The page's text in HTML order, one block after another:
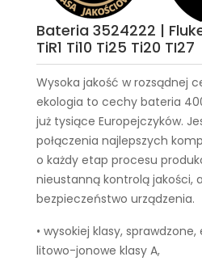
Bateria 3524222 |
TiR1 Ti10 Ti25 Ti20 TI27
Wysoka jakość w rozsądnej
ekologia to cechy bateria
już tysiące Europejczyków.
połączenia najlepszych
o każdy etap procesu
nieustanną kontrolą jakości,
bezpieczeństwo urządzenia.
• wysokiej klasy,
litowo-jonowe klasy A,